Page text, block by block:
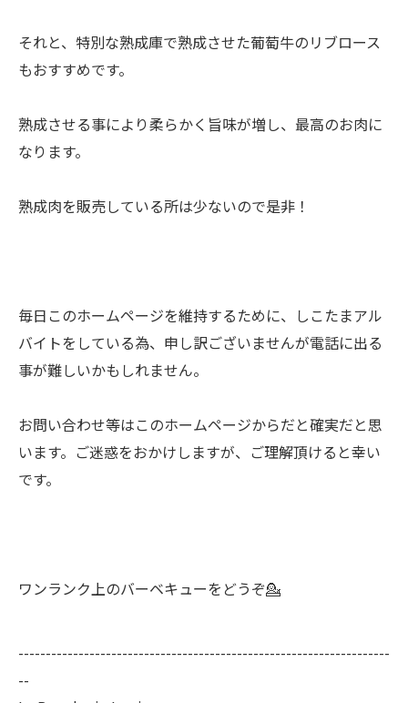
それと、特別な熟成庫で熟成させた葡萄牛のリブロース
もおすすめです。
熟成させる事により柔らかく旨味が増し、最高のお肉に
なります。
熟成肉を販売している所は少ないので是非！
毎日このホームページを維持するために、しこたまアル
バイトをしている為、申し訳ございませんが電話に出る
事が難しいかもしれません。
お問い合わせ等はこのホームページからだと確実だと思
います。ご迷惑をおかけしますが、ご理解頂けると幸い
です。
ワンランク上のバーベキューをどうぞ💁
--------------------------------------------------------------------
--